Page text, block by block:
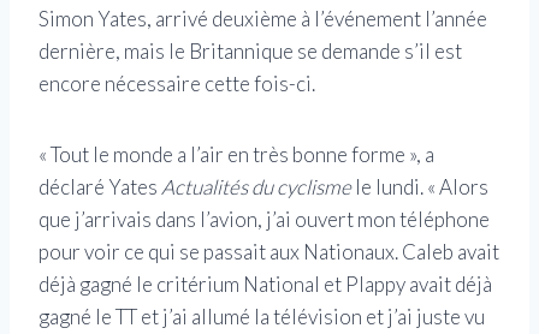
Simon Yates, arrivé deuxième à l’événement l’année
dernière, mais le Britannique se demande s’il est
encore nécessaire cette fois-ci.
« Tout le monde a l’air en très bonne forme », a
déclaré Yates Actualités du cyclismele lundi. « Alors
que j’arrivais dans l’avion, j’ai ouvert mon téléphone
pour voir ce qui se passait aux Nationaux. Caleb avait
déjà gagné le critérium National et Plappy avait déjà
gagné le TT et j’ai allumé la télévision et j’ai juste vu